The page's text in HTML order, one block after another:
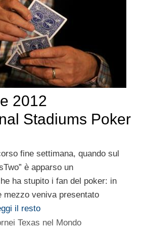
2012
Stadiums Poker
fine settimana, quando sul
è apparso un
ha stupito i fan del poker: in
mezzo veniva presentato
il resto
Texas nel Mondo